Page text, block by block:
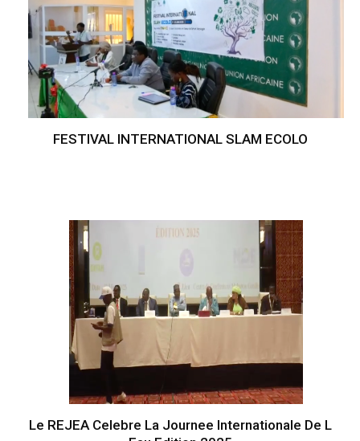
FESTIVAL INTERNATIONAL SLAM ECOLO
Le REJEA Celebre La Journee Internationale De L